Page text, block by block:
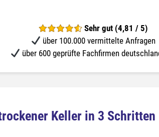
Sehr gut (4,81 / 5)
über 100.000 vermittelte Anfragen
über 600 geprüfte Fachfirmen
Keller in 3 Schritten